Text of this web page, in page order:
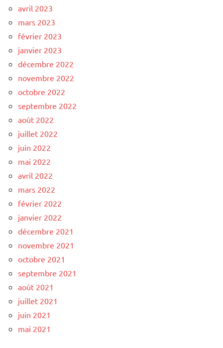
avril 2023
mars 2023
février 2023
janvier 2023
décembre 2022
novembre 2022
octobre 2022
septembre 2022
août 2022
juillet 2022
juin 2022
mai 2022
avril 2022
mars 2022
février 2022
janvier 2022
décembre 2021
novembre 2021
octobre 2021
septembre 2021
août 2021
juillet 2021
juin 2021
mai 2021